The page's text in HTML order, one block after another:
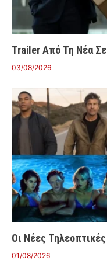
Trailer Από Τη Νέα
03/08/2026
Οι Νέες
01/08/2026